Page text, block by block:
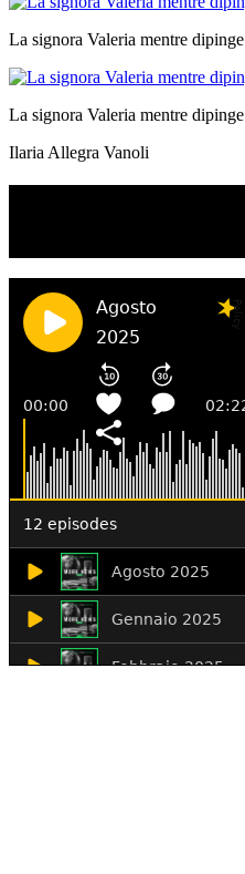
La signora Valeria mentre dipinge
La signora Valeria mentre dipinge
Ilaria Allegra Vanoli